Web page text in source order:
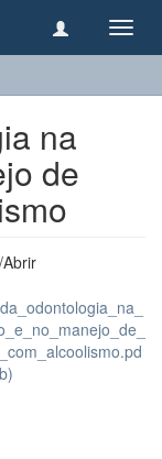
na
de
Abrir